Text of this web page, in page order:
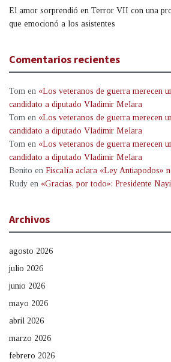
El amor sorprendió en Terror VII con una
que emocionó a los asistentes
Comentarios recientes
Tom en «Los veteranos de guerra merecen
candidato a diputado Vladimir Melara
Tom en «Los veteranos de guerra merecen
candidato a diputado Vladimir Melara
Tom en «Los veteranos de guerra merecen
candidato a diputado Vladimir Melara
Benito en Fiscalía aclara «Ley Antiapodos»
Rudy en «Gracias, por todo»: Presidente
Archivos
agosto 2026
julio 2026
junio 2026
mayo 2026
abril 2026
marzo 2026
febrero 2026